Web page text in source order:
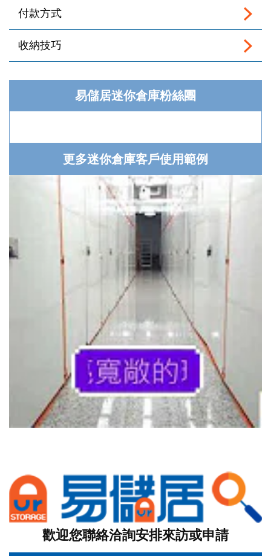
付款方式
收納技巧
易儲居迷你倉庫粉絲團
更多迷你倉庫客戶使用範例
歡迎您聯絡洽詢安排來訪或申請